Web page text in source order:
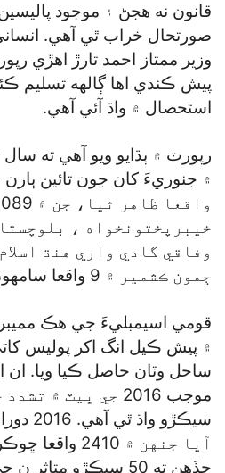
قانون نه هجڻ ۽ موجود
صورتحال خراب ٿي آهي.
وزير ممتاز احمد تارڙ اهڙي
پيش ڪندي اها ڳالهه تسليم
استحصال ۾ واڌ آئي آهي.
ڄمون ڪشمير ۾ 9 واقعا سامهون آيا.
قومي اسيمبليءَ جي هڪ
۾ پيش ڪيل انگ اکر پوليس
ساحل وٽان حاصل ڪيا ويا.
آيا جنهن ۾